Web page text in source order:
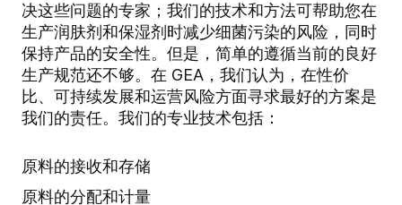
决这些问题的专家；我们的技术和方法可帮助您在
生产润肤剂和保湿剂时减少细菌污染的风险，同时
保持产品的安全性。但是，简单的遵循当前的良好
生产规范还不够。在 GEA，我们认为，在性价
比、可持续发展和运营风险方面寻求最好的方案是
我们的责任。我们的专业技术包括：
原料的接收和存储
原料的分配和计量